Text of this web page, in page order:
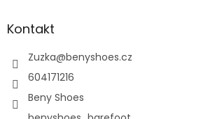
aKontakt
Zuzka@benyshoes.cz
604171216
Beny Shoes